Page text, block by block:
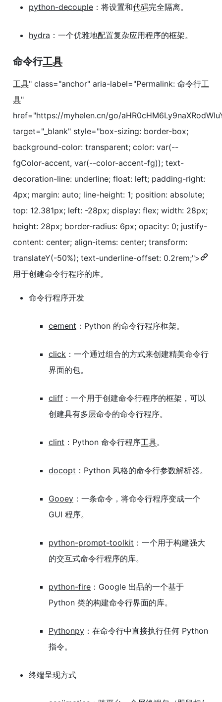
python-decouple ：将设置和代码完全隔离。
hydra ：一个优雅地配置复杂应用程序的框架。
命令行工具
工具" class="anchor" aria-label="Permalink: 命令行工
具"
href="https://myhelen.cn/go/
target="_blank" style="box-sizing: border-box;
background-color: transparent; color: var(--
fgColor-accent, var(--color-accent-fg)); text-
decoration-line: underline; float: left; padding-right:
4px; margin: auto; line-height: 1; position: absolute;
top: 12.381px; left: -28px; display: flex; width: 28px;
height: 28px; border-radius: 6px; opacity: 0; justify-
content: center; align-items: center; transform:
translateY(-50%); text-underline-offset: 0.2rem;">
用于创建命令行程序的库。
命令行程序开发
cement ：Python 的命令行程序框架。
click ：一个通过组合的方式来创建精美命令行
界面的包。
cliff ：一个用于创建命令行程序的框架，可以
创建具有多层命令的命令行程序。
clint ：Python 命令行程序工具。
docopt ：Python 风格的命令行参数解析器。
Gooey ：一条命令，将命令行程序变成一个
GUI 程序。
python-prompt-toolkit ：一个用于构建强大
的交互式命令行程序的库。
python-fire ：Google 出品的一个基于
Python 类的构建命令行界面的库。
Pythonpy ：在命令行中直接执行任何 Python
指令。
终端呈现方式